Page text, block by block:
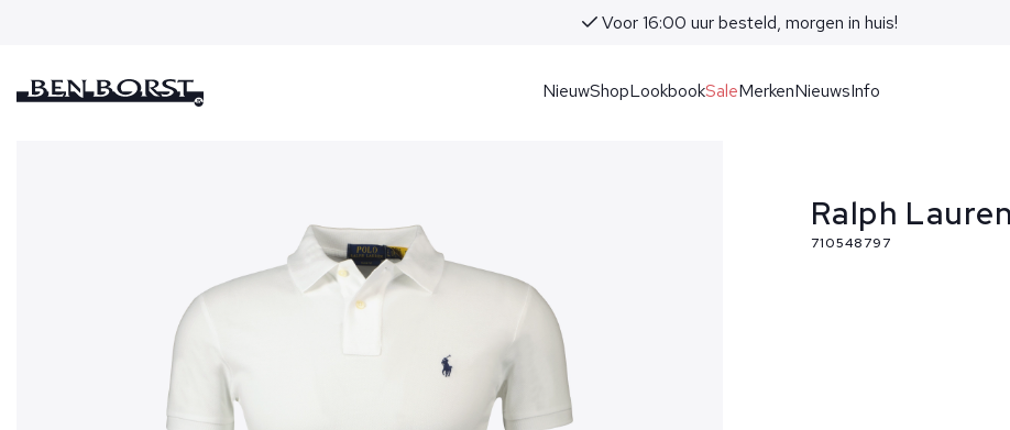
Voor 16:00 uur besteld, morgen in huis!
NieuwShopLookbookSaleMerkenNieuwsInfo
Ralph
710548797